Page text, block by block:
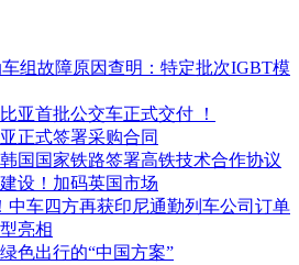
组故障原因查明：特定批次IGBT模
亚首批公交车正式交付 ！
正式签署采购合同
国国家铁路签署高铁技术合作协议
设！加码英国市场
中车四方再获印尼通勤列车公司订单
亮相
色出行的“中国方案”